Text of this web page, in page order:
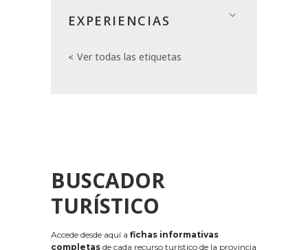
EXPERIENCIAS
Ver todas las etiquetas
BUSCADOR
TURÍSTICO
Accede desde aquí a fichas informativas
completas de cada recurso turístico de la provincia